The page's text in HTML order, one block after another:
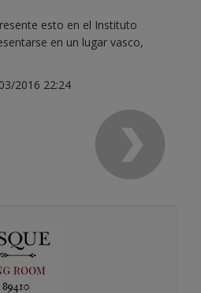
esto en el Instituto
en un lugar vasco,
2016 22:24